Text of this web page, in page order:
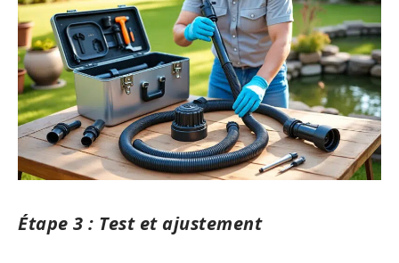
Étape 3 : Test et ajustement